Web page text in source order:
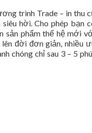
trình Trade – in thu
hời. Cho phép bạn
sản phẩm thế hệ mới
đời đơn giản, nhiều
chóng chỉ sau 3 – 5